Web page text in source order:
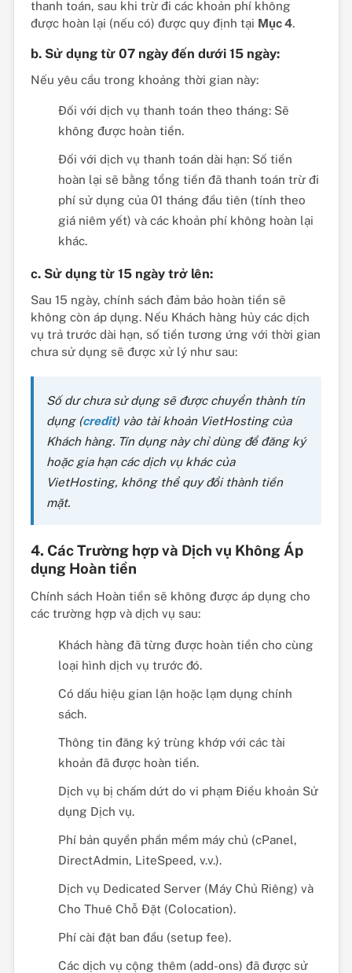
thanh toán, sau khi trừ đi các khoản phí không
được hoàn lại (nếu có) được quy định tại Mục 4.
b. Sử dụng từ 07 ngày đến dưới 15 ngày:
Nếu yêu cầu trong khoảng thời gian này:
Đối với dịch vụ thanh toán theo tháng: Sẽ
không được hoàn tiền.
Đối với dịch vụ thanh toán dài hạn: Số tiền
hoàn lại sẽ bằng tổng tiền đã thanh toán trừ đi
phí sử dụng của 01 tháng đầu tiên (tính theo
giá niêm yết) và các khoản phí không hoàn lại
khác.
c. Sử dụng từ 15 ngày trở lên:
Sau 15 ngày, chính sách đảm bảo hoàn tiền sẽ
không còn áp dụng. Nếu Khách hàng hủy các dịch
vụ trả trước dài hạn, số tiền tương ứng với thời gian
chưa sử dụng sẽ được xử lý như sau:
Số dư chưa sử dụng sẽ được chuyển thành tín
dụng (credit) vào tài khoản VietHosting của
Khách hàng. Tín dụng này chỉ dùng để đăng ký
hoặc gia hạn các dịch vụ khác của
VietHosting, không thể quy đổi thành tiền
mặt.
4. Các Trường hợp và Dịch vụ Không Áp
dụng Hoàn tiền
Chính sách Hoàn tiền sẽ không được áp dụng cho
các trường hợp và dịch vụ sau:
Khách hàng đã từng được hoàn tiền cho cùng
loại hình dịch vụ trước đó.
Có dấu hiệu gian lận hoặc lạm dụng chính
sách.
Thông tin đăng ký trùng khớp với các tài
khoản đã được hoàn tiền.
Dịch vụ bị chấm dứt do vi phạm Điều khoản Sử
dụng Dịch vụ.
Phí bản quyền phần mềm máy chủ (cPanel,
DirectAdmin, LiteSpeed, v.v.).
Dịch vụ Dedicated Server (Máy Chủ Riêng) và
Cho Thuê Chỗ Đặt (Colocation).
Phí cài đặt ban đầu (setup fee).
Các dịch vụ cộng thêm (add-ons) đã được sử